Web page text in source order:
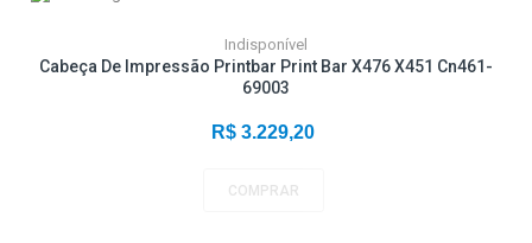
Indisponível
Cabeça De Impressão Printbar Print Bar X476 X451 Cn461-
69003
R$ 3.229,20
COMPRAR